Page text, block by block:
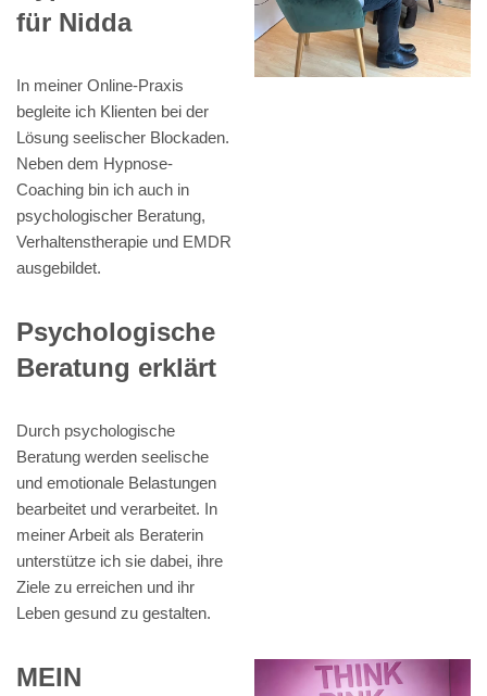
für Nidda
In meiner Online-Praxis
begleite ich Klienten bei der
Lösung seelischer Blockaden.
Neben dem Hypnose-
Coaching bin ich auch in
psychologischer Beratung,
Verhaltenstherapie und EMDR
ausgebildet.
Psychologische
Beratung erklärt
Durch psychologische
Beratung werden seelische
und emotionale Belastungen
bearbeitet und verarbeitet. In
meiner Arbeit als Beraterin
unterstütze ich sie dabei, ihre
Ziele zu erreichen und ihr
Leben gesund zu gestalten.
MEIN